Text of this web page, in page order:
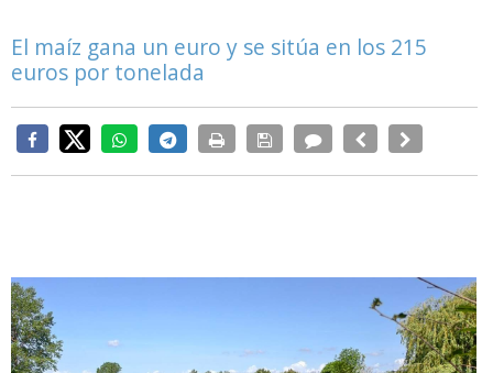
El maíz gana un euro y se sitúa en los 215
euros por tonelada